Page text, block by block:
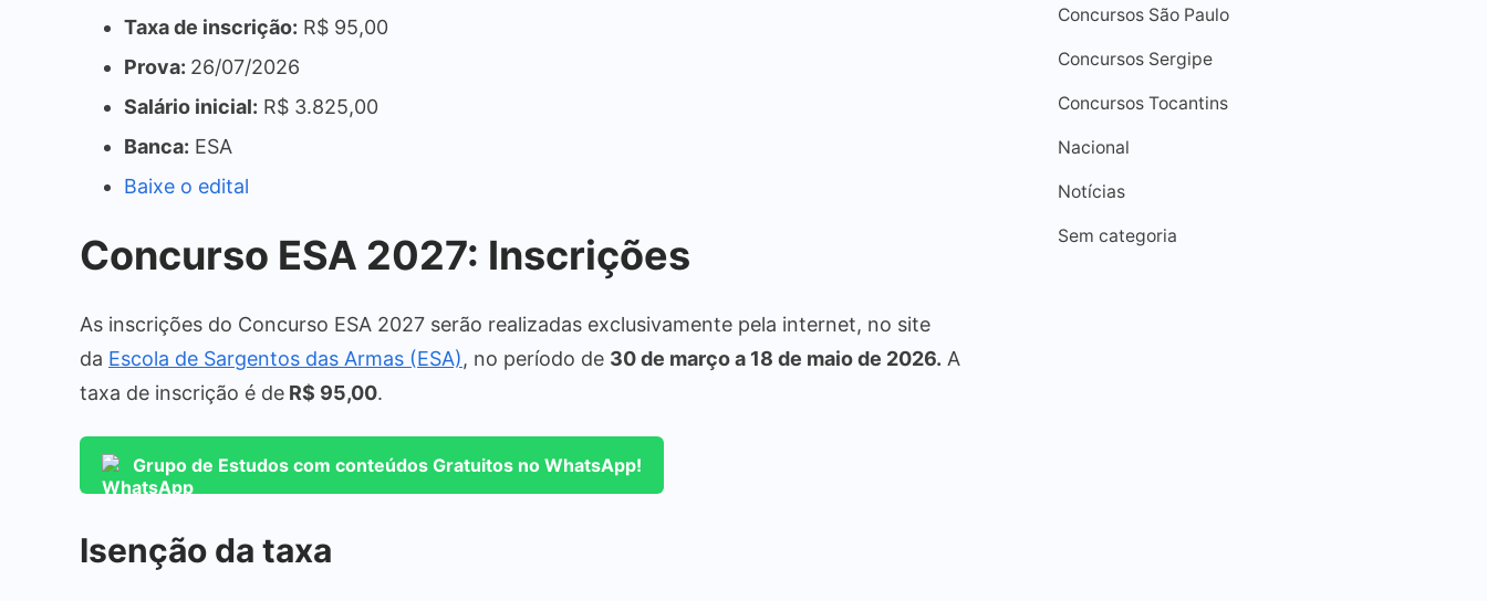
Taxa de inscrição: R$ 95,00
Prova: 26/07/2026
Salário inicial: R$ 3.825,00
Banca: ESA
Baixe o edital
Concurso ESA 2027: Inscrições
As inscrições do Concurso ESA 2027 serão realizadas exclusivamente pela internet, no site
da Escola de Sargentos das Armas (ESA), no período de 30 de março a 18 de maio de 2026. A
taxa de inscrição é de R$ 95,00.
Grupo de Estudos com conteúdos Gratuitos no WhatsApp!
Isenção da taxa
Concursos São Paulo
Concursos Sergipe
Concursos Tocantins
Nacional
Notícias
Sem categoria